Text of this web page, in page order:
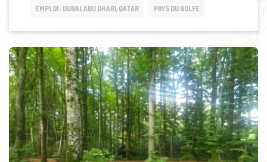
EMPLOI : DUBAI, ABU DHABI, QATAR PAYS DU GOLFE